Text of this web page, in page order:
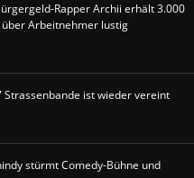
Rapper Archii erhält 3.000
Arbeitnehmer lustig
Strassenbande ist wieder vereint
stürmt Comedy-Bühne und